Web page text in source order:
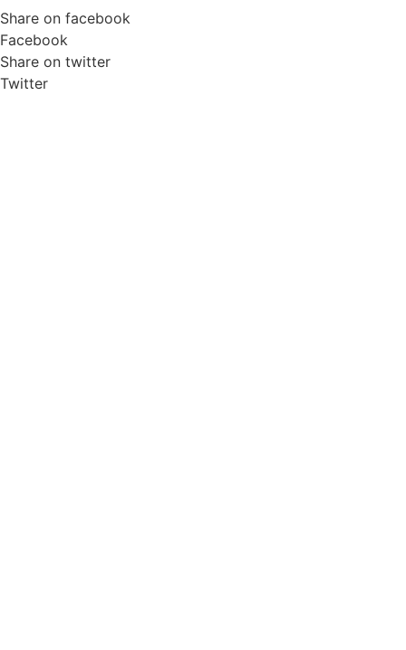
Share on facebook
Facebook
Share on twitter
Twitter